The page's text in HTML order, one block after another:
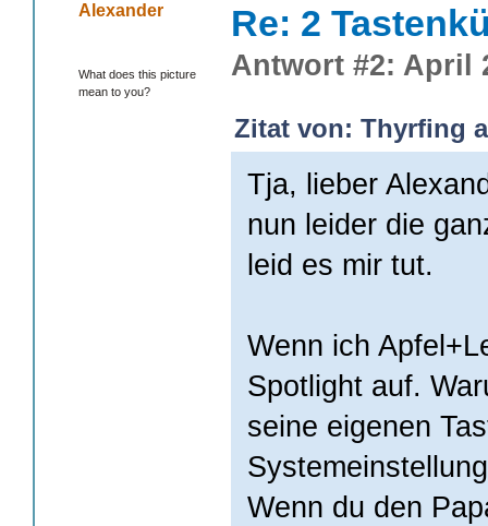
Alexander
What does this picture
mean to you?
Re: 2
Antwort #2: April
Zitat von: Thyrfing
Tja, lieber
nun leider die
leid es mir tut.
Wenn ich
Spotlight auf.
seine eigenen
Wenn du den